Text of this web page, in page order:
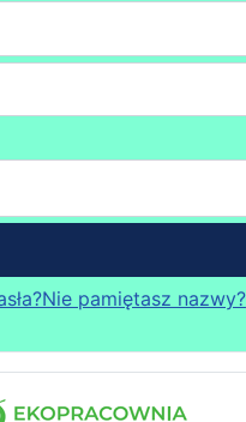
Nie pamiętasz nazwy?